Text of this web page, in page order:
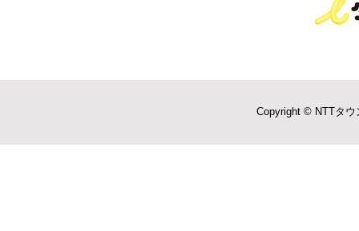
Copyright © NTTタウ